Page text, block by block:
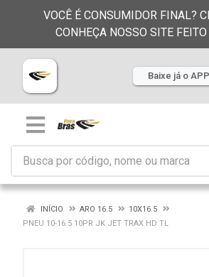
VOCÊ É CONSUMIDOR FINAL?
CONHEÇA NOSSO SITE
Baixe já o
INÍCIO ARO 16.5
10X16.5
PNEU 10-16.5 10PR JK JET TRAX HD TL